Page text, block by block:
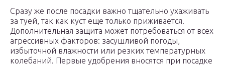
Сразу же после посадки важно тщательно ухаживать
за туей, так как куст еще только приживается.
Дополнительная защита может потребоваться от всех
агрессивных факторов: засушливой погоды,
избыточной влажности или резких температурных
колебаний. Первые удобрения вносятся при посадке